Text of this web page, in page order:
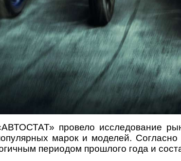
провело исследование
марок и моделей.
периодом прошлого года и